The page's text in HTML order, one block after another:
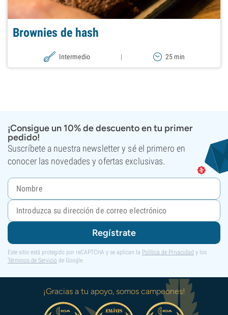
Brownies de hash
Intermedio | 25 min
¡Consigue un 10% de descuento en tu primer
pedido!
Suscríbete a nuestra newsletter y sé el primero en
conocer las novedades y ofertas exclusivas.
Regístrate
Este sitio está protegido por reCAPTCHA y se aplican la Política de Privacidad y los
Términos de Servicio de Google.
¡Gracias a tu apoyo, somos campeones!